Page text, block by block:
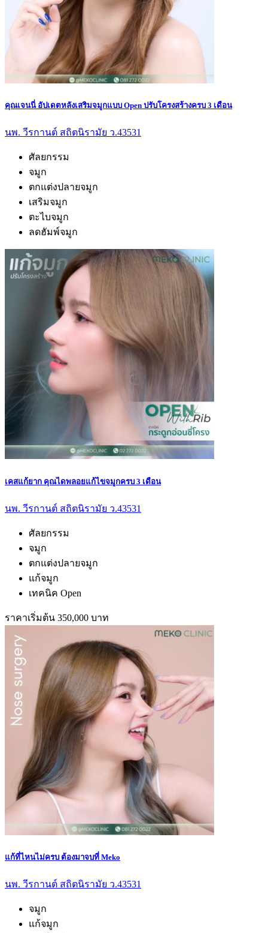
คุณเจนนี่ อัปเดตหลังเสริมจมูกแบบ Open ปรับโครงสร้างครบ 3 เดือน
นพ. วีรกานต์ สถิตนิรามัย ว.43531
ศัลยกรรม
จมูก
ตกแต่งปลายจมูก
เสริมจมูก
ตะไบจมูก
ลดฮัมพ์จมูก
เคสแก้ยาก คุณไดพลอยแก้ไขจมูกครบ 3 เดือน
นพ. วีรกานต์ สถิตนิรามัย ว.43531
ศัลยกรรม
จมูก
ตกแต่งปลายจมูก
แก้จมูก
เทคนิค Open
ราคาเริ่มต้น 350,000 บาท
แก้ที่ไหนไม่ครบ ต้องมาจบที่ Meko
นพ. วีรกานต์ สถิตนิรามัย ว.43531
จมูก
แก้จมูก